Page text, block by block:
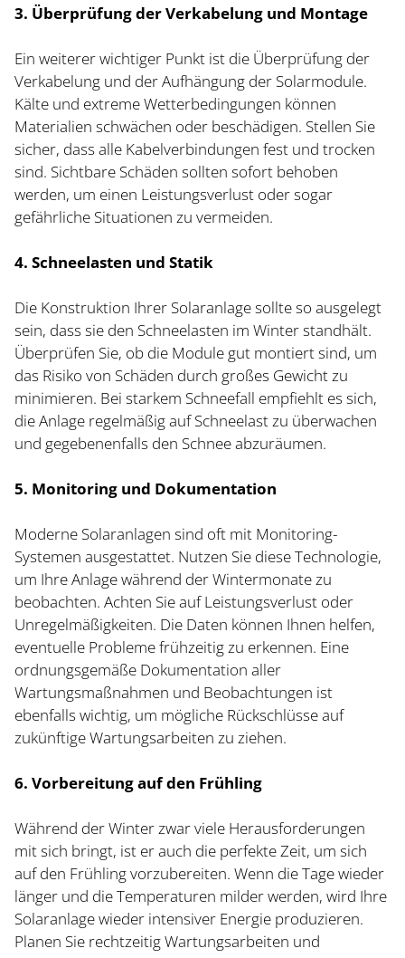
3. Überprüfung der Verkabelung und Montage
Ein weiterer wichtiger Punkt ist die Überprüfung der
Verkabelung und der Aufhängung der Solarmodule.
Kälte und extreme Wetterbedingungen können
Materialien schwächen oder beschädigen. Stellen Sie
sicher, dass alle Kabelverbindungen fest und trocken
sind. Sichtbare Schäden sollten sofort behoben
werden, um einen Leistungsverlust oder sogar
gefährliche Situationen zu vermeiden.
4. Schneelasten und Statik
Die Konstruktion Ihrer Solaranlage sollte so ausgelegt
sein, dass sie den Schneelasten im Winter standhält.
Überprüfen Sie, ob die Module gut montiert sind, um
das Risiko von Schäden durch großes Gewicht zu
minimieren. Bei starkem Schneefall empfiehlt es sich,
die Anlage regelmäßig auf Schneelast zu überwachen
und gegebenenfalls den Schnee abzuräumen.
5. Monitoring und Dokumentation
Moderne Solaranlagen sind oft mit Monitoring-
Systemen ausgestattet. Nutzen Sie diese Technologie,
um Ihre Anlage während der Wintermonate zu
beobachten. Achten Sie auf Leistungsverlust oder
Unregelmäßigkeiten. Die Daten können Ihnen helfen,
eventuelle Probleme frühzeitig zu erkennen. Eine
ordnungsgemäße Dokumentation aller
Wartungsmaßnahmen und Beobachtungen ist
ebenfalls wichtig, um mögliche Rückschlüsse auf
zukünftige Wartungsarbeiten zu ziehen.
6. Vorbereitung auf den Frühling
Während der Winter zwar viele Herausforderungen
mit sich bringt, ist er auch die perfekte Zeit, um sich
auf den Frühling vorzubereiten. Wenn die Tage wieder
länger und die Temperaturen milder werden, wird Ihre
Solaranlage wieder intensiver Energie produzieren.
Planen Sie rechtzeitig Wartungsarbeiten und